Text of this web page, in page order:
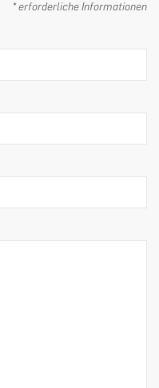
* erforderliche Informationen